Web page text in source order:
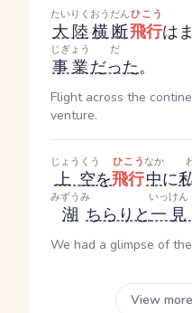
大陸
たいりく
横断
おうだん
飛行
ひこう
は
事業
じぎょう
だった
だ
。
Flight across the
venture.
上空
じょうくう
を飛行
ひこう
中
なか
に
湖
みずうみ
ちらりと一見
いっけん
We had a glimpse of
View